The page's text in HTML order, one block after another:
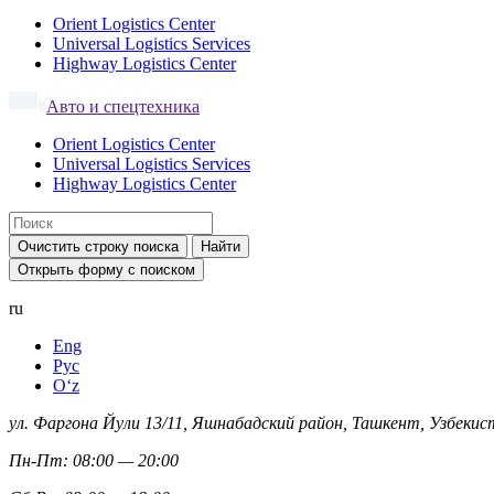
Orient Logistics Center
Universal Logistics Services
Highway Logistics Center
Авто и спецтехника
Orient Logistics Center
Universal Logistics Services
Highway Logistics Center
Очистить строку поиска
Найти
Открыть форму с поиском
ru
Eng
Рус
Oʻz
ул. Фаргона Йули 13/11, Яшнабадский район, Ташкент,
Пн-Пт: 08:00 — 20:00